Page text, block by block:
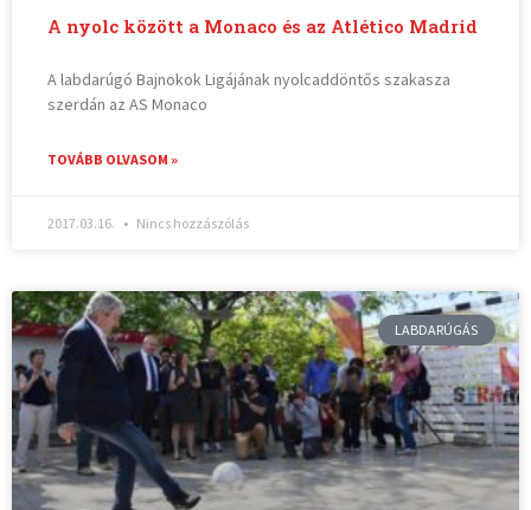
A nyolc között a Monaco és az Atlético Madrid
A labdarúgó Bajnokok Ligájának nyolcaddöntős szakasza
szerdán az AS Monaco
TOVÁBB OLVASOM »
2017.03.16. Nincs hozzászólás
LABDARÚGÁS